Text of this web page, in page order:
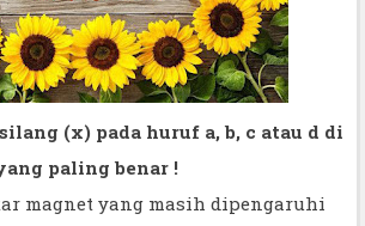
(x) pada huruf a, b, c atau d di
paling benar !
magnet yang masih dipengaruhi